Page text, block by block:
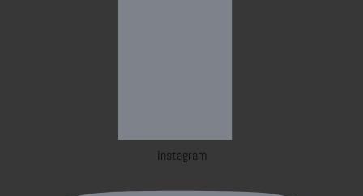
Instagram